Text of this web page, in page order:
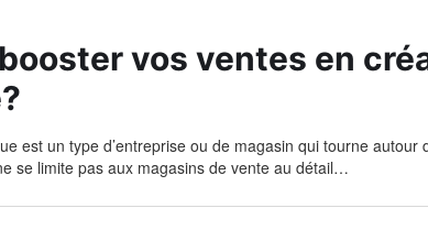
vos ventes en
est un type d’entreprise ou de magasin qui tourne autour
se limite pas aux magasins de vente au détail…